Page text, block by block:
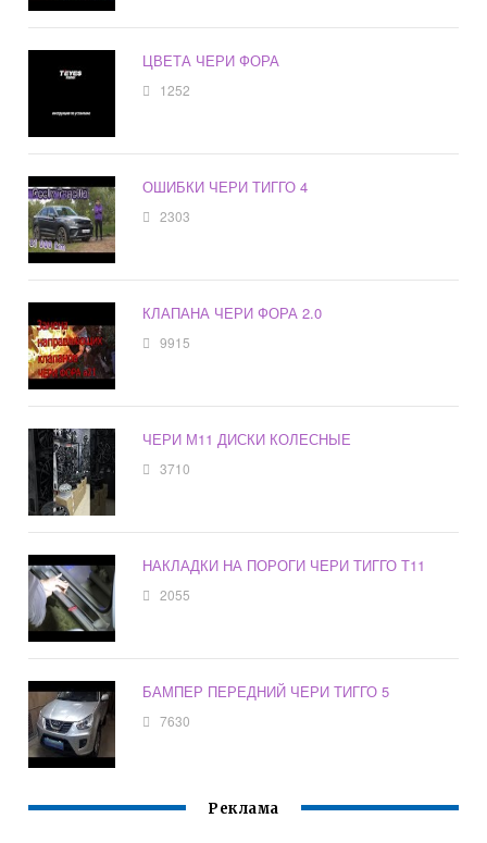
ЦВЕТА ЧЕРИ ФОРА
1252
ОШИБКИ ЧЕРИ ТИГГО 4
2303
КЛАПАНА ЧЕРИ ФОРА 2.0
9915
ЧЕРИ М11 ДИСКИ КОЛЕСНЫЕ
3710
НАКЛАДКИ НА ПОРОГИ ЧЕРИ ТИГГО Т11
2055
БАМПЕР ПЕРЕДНИЙ ЧЕРИ ТИГГО 5
7630
Реклама